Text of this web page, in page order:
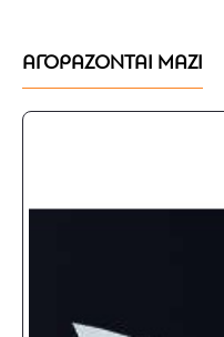
ΑΓΟΡΑΖΟΝΤΑΙ ΜΑΖΙ